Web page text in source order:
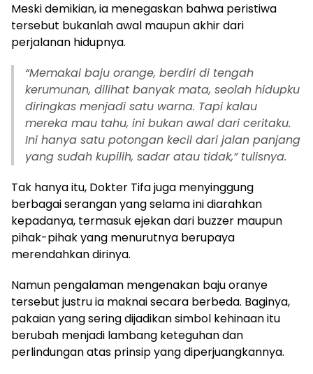
Meski demikian, ia menegaskan bahwa peristiwa
tersebut bukanlah awal maupun akhir dari
perjalanan hidupnya.
“Memakai baju orange, berdiri di tengah
kerumunan, dilihat banyak mata, seolah hidupku
diringkas menjadi satu warna. Tapi kalau
mereka mau tahu, ini bukan awal dari ceritaku.
Ini hanya satu potongan kecil dari jalan panjang
yang sudah kupilih, sadar atau tidak,” tulisnya.
Tak hanya itu, Dokter Tifa juga menyinggung
berbagai serangan yang selama ini diarahkan
kepadanya, termasuk ejekan dari buzzer maupun
pihak-pihak yang menurutnya berupaya
merendahkan dirinya.
Namun pengalaman mengenakan baju oranye
tersebut justru ia maknai secara berbeda. Baginya,
pakaian yang sering dijadikan simbol kehinaan itu
berubah menjadi lambang keteguhan dan
perlindungan atas prinsip yang diperjuangkannya.